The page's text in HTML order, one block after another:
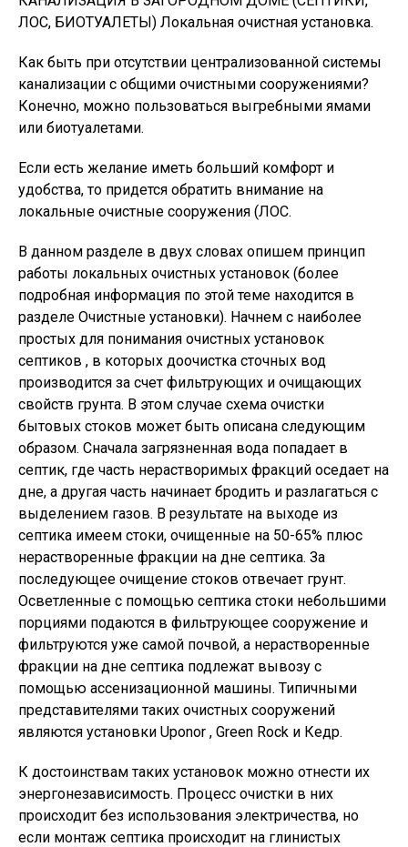
ЛОС, БИОТУАЛЕТЫ) Локальная очистная установка.
Как быть при отсутствии централизованной системы
канализации с общими очистными сооружениями?
Конечно, можно пользоваться выгребными ямами
или биотуалетами.
Если есть желание иметь больший комфорт и
удобства, то придется обратить внимание на
локальные очистные сооружения (ЛОС.
В данном разделе в двух словах опишем принцип
работы локальных очистных установок (более
подробная информация по этой теме находится в
разделе Очистные установки). Начнем с наиболее
простых для понимания очистных установок
септиков , в которых доочистка сточных вод
производится за счет фильтрующих и очищающих
свойств грунта. В этом случае схема очистки
бытовых стоков может быть описана следующим
образом. Сначала загрязненная вода попадает в
септик, где часть нерастворимых фракций оседает на
дне, а другая часть начинает бродить и разлагаться с
выделением газов. В результате на выходе из
септика имеем стоки, очищенные на 50-65% плюс
нерастворенные фракции на дне септика. За
последующее очищение стоков отвечает грунт.
Осветленные с помощью септика стоки небольшими
порциями подаются в фильтрующее сооружение и
фильтруются уже самой почвой, а нерастворенные
фракции на дне септика подлежат вывозу с
помощью ассенизационной машины. Типичными
представителями таких очистных сооружений
являются установки Uponor , Green Rock и Кедр.
К достоинствам таких установок можно отнести их
энергонезависимость. Процесс очистки в них
происходит без использования электричества, но
если монтаж септика происходит на глинистых